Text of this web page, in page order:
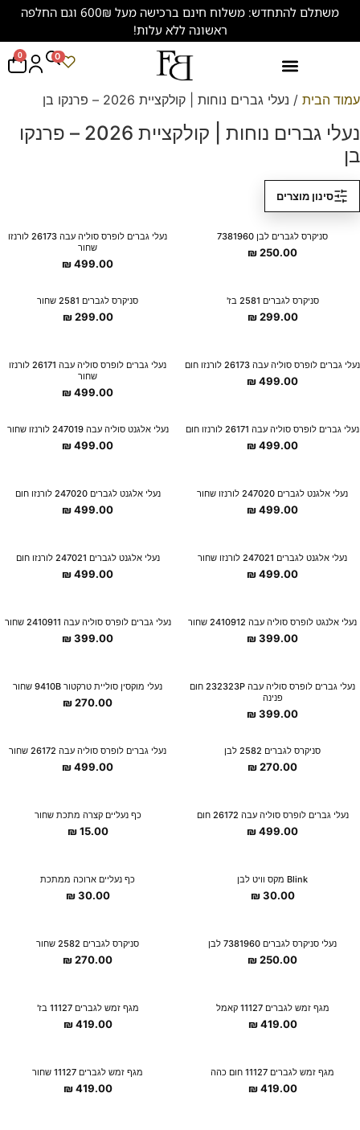
משתלם להתחדש: משלוח חינם ברכישה מעל 600₪ וגם החלפה
ראשונה ללא עלות!
0 0
עמוד הבית / נעלי גברים נוחות | קולקציית 2026 – פרנקו בן
נעלי גברים נוחות | קולקציית 2026 – פרנקו
בן
סינון מוצרים
New Collection
סניקרס לגברים לבן 7381960
250.00
₪
New Collection
נעלי גברים לופרס סוליה עבה 26173 לורנזו
שחור
499.00
₪
New Collection
סניקרס לגברים 2581 בז'
299.00
₪
New Collection
סניקרס לגברים 2581 שחור
299.00
₪
New Collection
נעלי גברים לופרס סוליה עבה 26173 לורנזו חום
499.00
₪
New Collection
נעלי גברים לופרס סוליה עבה 26171 לורנזו
שחור
499.00
₪
New Collection
נעלי גברים לופרס סוליה עבה 26171 לורנזו חום
499.00
₪
New Collection
נעלי אלגנט סוליה עבה 247019 לורנזו שחור
499.00
₪
New Collection
נעלי אלגנט לגברים 247020 לורנזו שחור
499.00
₪
New Collection
נעלי אלגנט לגברים 247020 לורנזו חום
499.00
₪
New Collection
נעלי אלגנט לגברים 247021 לורנזו שחור
499.00
₪
New Collection
נעלי אלגנט לגברים 247021 לורנזו חום
499.00
₪
New Collection
נעלי אלנגט לופרס סוליה עבה 2410912 שחור
399.00
₪
New Collection
נעלי גברים לופרס סוליה עבה 2410911 שחור
399.00
₪
New Collection
נעלי גברים לופרס סוליה עבה 232323P חום
פנינה
399.00
₪
New Collection
נעלי מוקסין סוליית טרקטור 9410B שחור
270.00
₪
New Collection
סניקרס לגברים 2582 לבן
270.00
₪
New Collection
נעלי גברים לופרס סוליה עבה 26172 שחור
499.00
₪
New Collection
נעלי גברים לופרס סוליה עבה 26172 חום
499.00
₪
New Collection
כף נעליים קצרה מתכת שחור
15.00
₪
New Collection
Blink מקס וויט לבן
30.00
₪
New Collection
כף נעליים ארוכה ממתכת
30.00
₪
נעלי סניקרס לגברים 7381960 לבן
250.00
₪
סניקרס לגברים 2582 שחור
270.00
₪
מגף זמש לגברים 11127 קאמל
419.00
₪
מגף זמש לגברים 11127 בז'
419.00
₪
מגף זמש לגברים 11127 חום כהה
419.00
₪
מגף זמש לגברים 11127 שחור
419.00
₪